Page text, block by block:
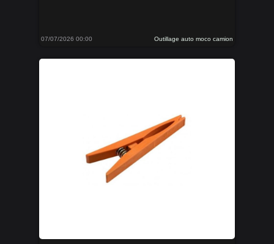
07/07/2026 00:00 Outillage auto moco camion